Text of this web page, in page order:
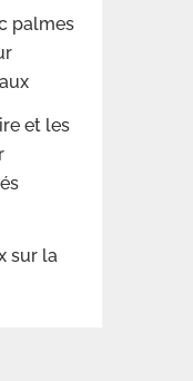
palmes
et les
sur la